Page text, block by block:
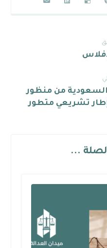
السعودية من منظور
تشريعي متطور
...